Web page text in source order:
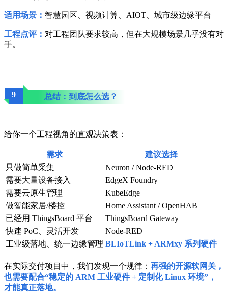
适用场景： 智慧园区、视频计算、AIOT、城市级边缘平台
工程点评： 对工程团队要求较高，但在大规模场景几乎没有对
手。
9 总结：到底怎么选？
给你一个工程视角的直观决策表：
需求
建议选择
只做简单采集
Neuron / Node-RED
需要大量设备接入
EdgeX Foundry
需要云原生管理
KubeEdge
做智能家居/楼控
Home Assistant / OpenHAB
已经用 ThingsBoard 平台
ThingsBoard Gateway
快速 PoC、灵活开发
Node-RED
工业级落地、统一边缘管理 BLIoTLink + ARMxy 系列硬件
在实际交付项目中，我们发现一个规律： 再强的开源软网关，
也需要配合“稳定的 ARM 工业硬件 + 定制化 Linux 环境”，
才能真正落地。